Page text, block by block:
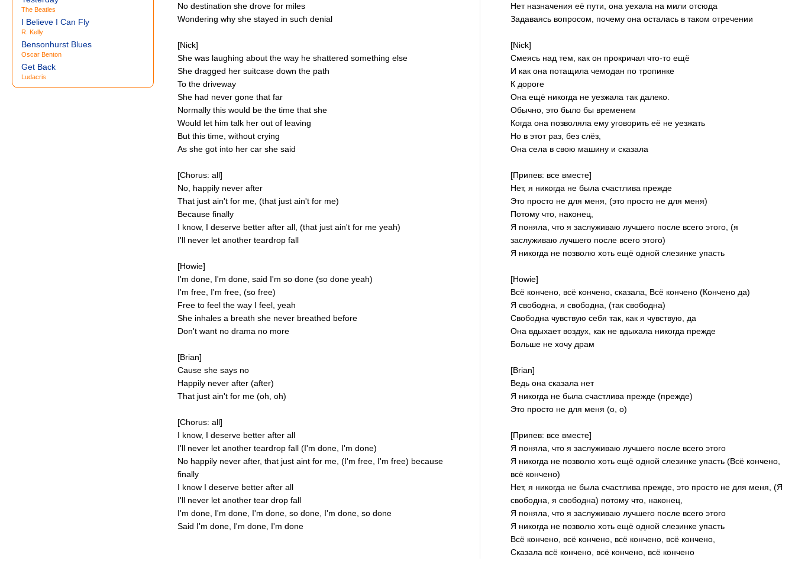
No destination she drove for miles
Wondering why she stayed in such denial
[Nick]
She was laughing about the way he shattered something else
She dragged her suitcase down the path
To the driveway
She had never gone that far
Normally this would be the time that she
Would let him talk her out of leaving
But this time, without crying
As she got into her car she said
[Chorus: all]
No, happily never after
That just ain't for me, (that just ain't for me)
Because finally
I know, I deserve better after all, (that just ain't for me yeah)
I'll never let another teardrop fall
[Howie]
I'm done, I'm done, said I'm so done (so done yeah)
I'm free, I'm free, (so free)
Free to feel the way I feel, yeah
She inhales a breath she never breathed before
Don't want no drama no more
[Brian]
Cause she says no
Happily never after (after)
That just ain't for me (oh, oh)
[Chorus: all]
I know, I deserve better after all
I'll never let another teardrop fall (I'm done, I'm done)
No happily never after, that just aint for me, (I'm free, I'm free) because
finally
I know I deserve better after all
I'll never let another tear drop fall
I'm done, I'm done, I'm done, so done, I'm done, so done
Said I'm done, I'm done, I'm done
Нет назначения её пути, она уехала на мили отсюда
Задаваясь вопросом, почему она осталась в таком отречении
[Nick]
Смеясь над тем, как он прокричал что-то ещё
И как она потащила чемодан по тропинке
К дороге
Она ещё никогда не уезжала так далеко.
Обычно, это было бы временем
Когда она позволяла ему уговорить её не уезжать
Но в этот раз, без слёз,
Она села в свою машину и сказала
[Припев: все вместе]
Нет, я никогда не была счастлива прежде
Это просто не для меня, (это просто не для меня)
Потому что, наконец,
Я поняла, что я заслуживаю лучшего после всего этого, (я
заслуживаю лучшего после всего этого)
Я никогда не позволю хоть ещё одной слезинке упасть
[Howie]
Всё кончено, всё кончено, сказала, Всё кончено (Кончено да)
Я свободна, я свободна, (так свободна)
Свободна чувствую себя так, как я чувствую, да
Она вдыхает воздух, как не вдыхала никогда прежде
Больше не хочу драм
[Brian]
Ведь она сказала нет
Я никогда не была счастлива прежде (прежде)
Это просто не для меня (о, о)
[Припев: все вместе]
Я поняла, что я заслуживаю лучшего после всего этого
Я никогда не позволю хоть ещё одной слезинке упасть (Всё кончено,
всё кончено)
Нет, я никогда не была счастлива прежде, это просто не для меня, (Я
свободна, я свободна) потому что, наконец,
Я поняла, что я заслуживаю лучшего после всего этого
Я никогда не позволю хоть ещё одной слезинке упасть
Всё кончено, всё кончено, всё кончено, всё кончено,
Сказала всё кончено, всё кончено, всё кончено
The Beatles
I Believe I Can Fly
R. Kelly
Bensonhurst Blues
Oscar Benton
Get Back
Ludacris